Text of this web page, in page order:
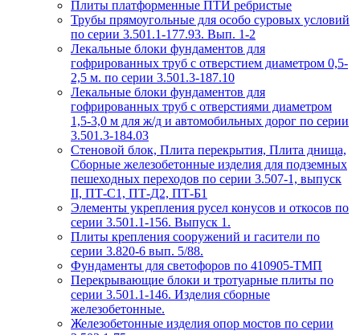
Плиты платформенные ПТИ ребристые
Трубы прямоугольные для особо суровых условий
по серии 3.501.1-177.93. Вып. 1-2
Лекальные блоки фундаментов для
гофрированных труб с отверстием диаметром 0,5-
2,5 м. по серии 3.501.3-187.10
Лекальные блоки фундаментов для
гофрированных труб с отверстиями диаметром
1,5-3,0 м для ж/д и автомобильных дорог по серии
3.501.3-184.03
Стеновой блок, Плита перекрытия, Плита днища,
Сборные железобетонные изделия для подземных
пешеходных переходов по серии 3.507-1, выпуск
II, ПТ-С1, ПТ-Д2, ПТ-Б1
Элементы укрепления русел конусов и откосов по
серии 3.501.1-156. Выпуск 1.
Плиты крепления сооружений и гасители по
серии 3.820-6 вып. 5/88.
Фундаменты для светофоров по 410905-ТМП
Перекрывающие блоки и тротуарные плиты по
серии 3.501.1-146. Изделия сборные
железобетонные.
Железобетонные изделия опор мостов по серии